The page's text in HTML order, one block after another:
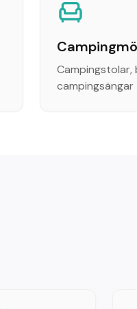
campingsängar